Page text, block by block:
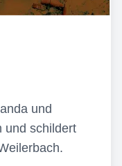
und
und schildert